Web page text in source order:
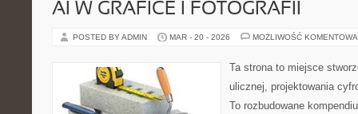
AI W GRAFICE I FOTOGRAFII
POSTED BY ADMIN MAR - 20 - 2026 MOŻLIWOŚĆ
Ta strona to miejsce
ulicznej, projektowania
To rozbudowane